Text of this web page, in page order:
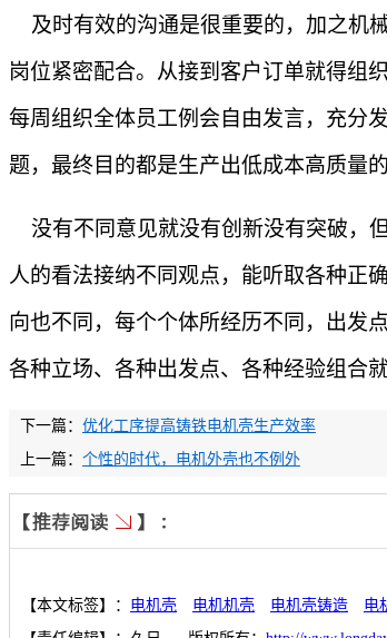
及时有效的沟通是很重要的，加之机
岗位紧密配合。从接到客户订单就得组
每周组织全体员工例会自由发言，充分
题，最终目的都是生产出低成本高质量的
没有不同意见就没有创新没有突破，
人的看法接纳不同观点，能听取各种正
向也不同，每个个体所经历不同，出发
各种立场、各种出发点、各种经验组合
下一篇： 优化工序提高铸铁电机壳生产效率
上一篇： 个性的时代，电机外壳也不例外
【本文标签】： 电机壳 电机机壳 电机壳铸造
电